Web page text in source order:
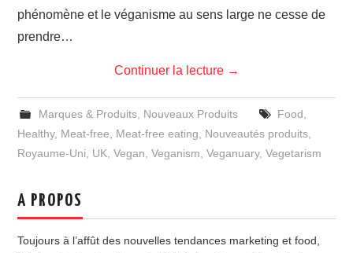
phénomène et le véganisme au sens large ne cesse de
prendre…
Continuer la lecture →
Marques & Produits, Nouveaux Produits Food
Healthy, Meat-free Meat-free eating Nouveautés produits
Royaume-Uni
UK ,Vegan ,Veganism ,Veganuary,Vegetarism
A PROPOS
Toujours à l’affût des nouvelles tendances marketing et food,